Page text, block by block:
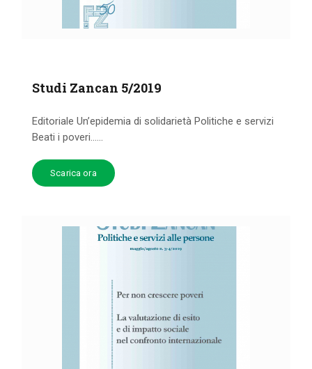
Studi Zancan 5/2019
Editoriale Un’epidemia di solidarietà Politiche e servizi
Beati i poveri…...
Scarica ora